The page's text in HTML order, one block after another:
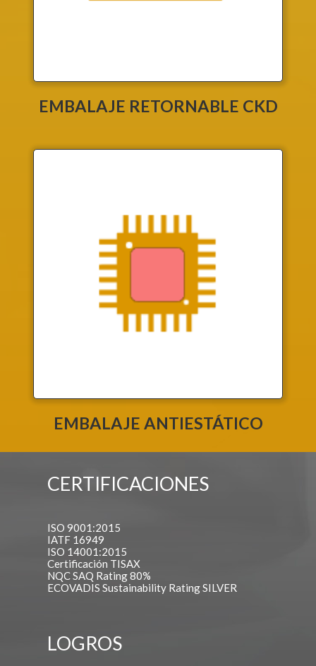
EMBALAJE RETORNABLE CKD
EMBALAJE ANTIESTÁTICO
CERTIFICACIONES
ISO 9001:2015
IATF 16949
ISO 14001:2015
Certificación TISAX
NQC SAQ Rating 80%
ECOVADIS Sustainability Rating SILVER
LOGROS